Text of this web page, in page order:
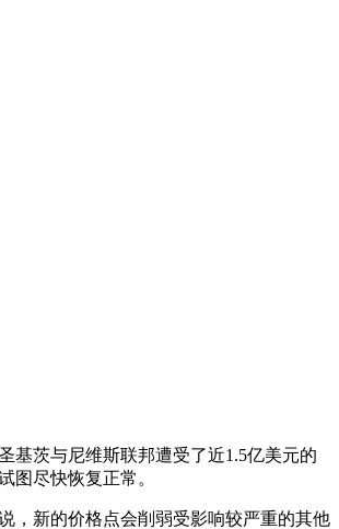
基茨与尼维斯联邦遭受了近1.5亿美元的
图尽快恢复正常。
，新的价格点会削弱受影响较严重的其他